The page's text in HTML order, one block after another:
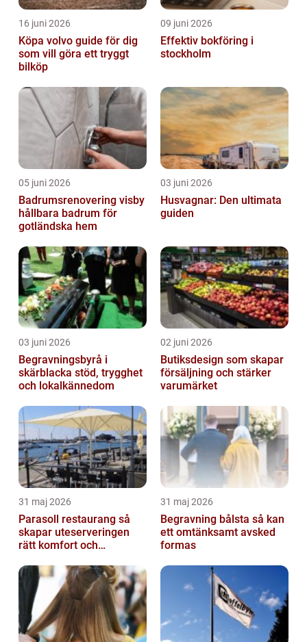
16 juni 2026
Köpa volvo guide för dig
som vill göra ett tryggt
bilköp
09 juni 2026
Effektiv bokföring i
stockholm
05 juni 2026
Badrumsrenovering visby
hållbara badrum för
gotländska hem
03 juni 2026
Husvagnar: Den ultimata
guiden
03 juni 2026
Begravningsbyrå i
skärblacka stöd, trygghet
och lokalkännedom
02 juni 2026
Butiksdesign som skapar
försäljning och stärker
varumärket
31 maj 2026
Parasoll restaurang så
skapar uteserveringen
rätt komfort och
31 maj 2026
Begravning bålsta så kan
ett omtänksamt avsked
formas